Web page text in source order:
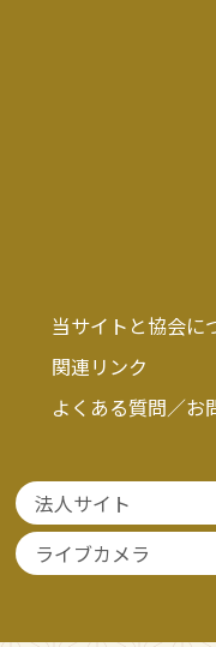
当サイトと協会に
関連リンク
よくある質問／お
法人サイト
ライブカメラ